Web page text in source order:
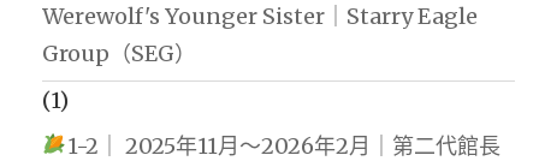
Werewolf's Younger Sister｜Starry Eagle
Group（SEG）
(1)
1-2｜ 2025年11月～2026年2月｜第二代館長